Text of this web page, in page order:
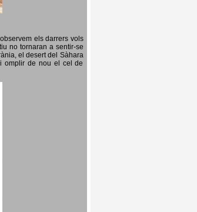
els darrers vols
no tornaran a sentir-se
el desert del Sàhara
omplir de nou el cel de